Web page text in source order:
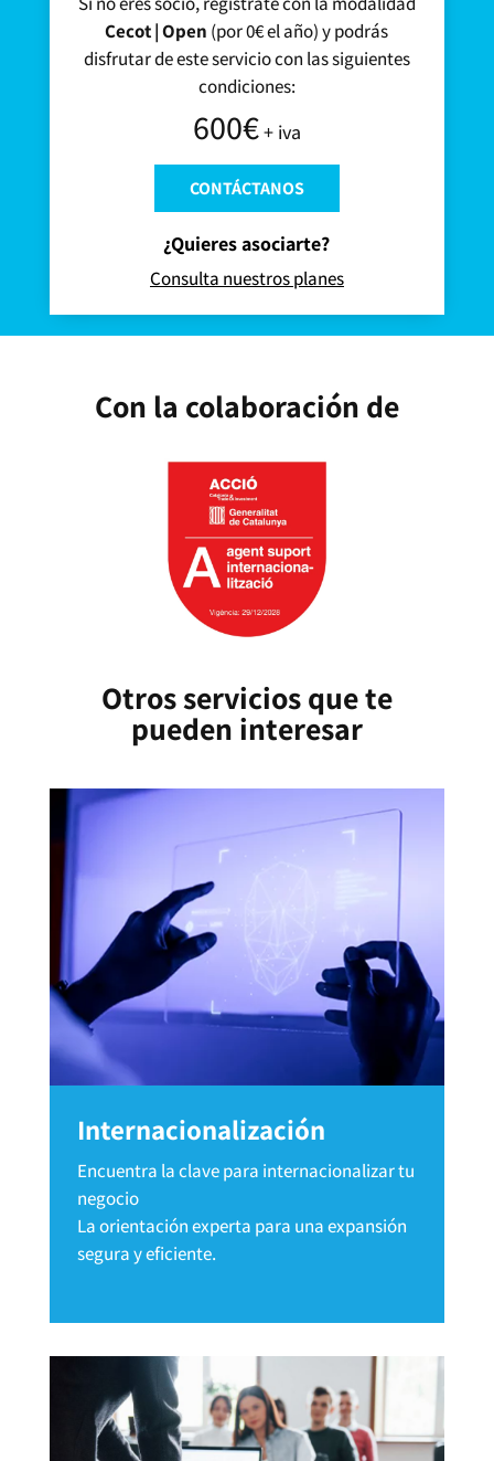
Cecot | Open (por 0€ el año) y podrás
disfrutar de este servicio con las siguientes
condiciones:
600€+ iva
CONTÁCTANOS
¿Quieres asociarte?
Consulta nuestros planes
Con la colaboración de
Otros servicios que te
pueden interesar
Internacionalización
Encuentra la clave para internacionalizar tu
negocio
La orientación experta para una expansión
segura y eficiente.